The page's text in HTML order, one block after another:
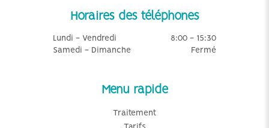
Horaires des téléphones
Lundi - Vendredi
8:00 - 15:30
Samedi - Dimanche
Fermé
Menu rapide
Traitement